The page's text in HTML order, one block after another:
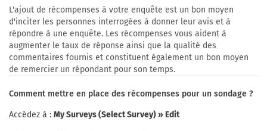
L'ajout de récompenses à votre enquête est un bon moyen
d'inciter les personnes interrogées à donner leur avis et à
répondre à une enquête. Les récompenses vous aident à
augmenter le taux de réponse ainsi que la qualité des
commentaires fournis et constituent également un bon moyen
de remercier un répondant pour son temps.
Comment mettre en place des récompenses pour un sondage ?
Accédez à : My Surveys (Select Survey) » Edit